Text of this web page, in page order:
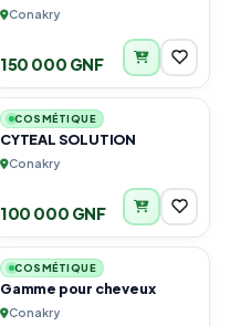
Conakry
150 000 GNF
1
COSMÉTIQUE
CYTEAL SOLUTION
Conakry
100 000 GNF
1
COSMÉTIQUE
Gamme pour cheveux
Conakry